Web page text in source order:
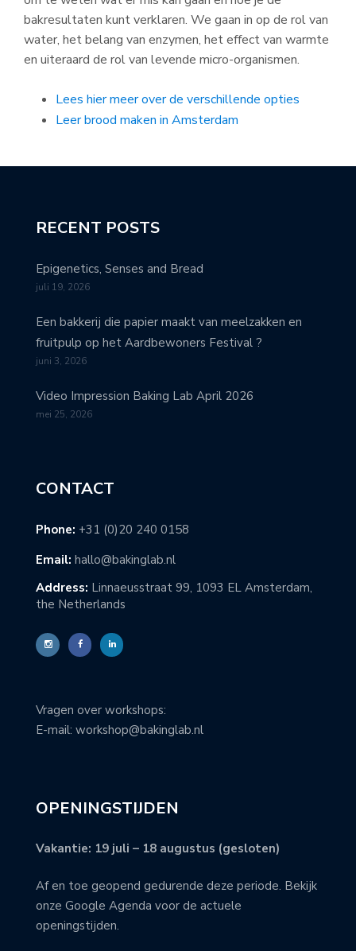
bakresultaten kunt verklaren. We gaan in op de rol van
water, het belang van enzymen, het effect van warmte
en uiteraard de rol van levende micro-organismen.
Lees hier meer over de verschillende opties
Leer brood maken in Amsterdam
RECENT POSTS
Epigenetics, Senses and Bread
juli 19, 2026
Een bakkerij die papier maakt van meelzakken en
fruitpulp op het Aardbewoners Festival ?
juni 3, 2026
Video Impression Baking Lab April 2026
mei 25, 2026
CONTACT
Phone: +31 (0)20 240 0158
Email: hallo@bakinglab.nl
Address: Linnaeusstraat 99, 1093 EL Amsterdam,
the Netherlands
Vragen over workshops:
E-mail: workshop@bakinglab.nl
OPENINGSTIJDEN
Vakantie: 19 juli – 18 augustus (gesloten)
Af en toe geopend gedurende deze periode. Bekijk
onze Google Agenda voor de actuele
openingstijden.